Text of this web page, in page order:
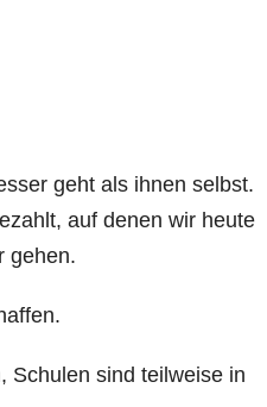
geht als ihnen selbst.
auf denen wir heute
gehen.
Schulen sind teilweise in